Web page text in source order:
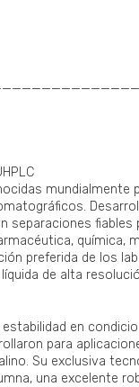
mundialmente
separaciones
química,
preferida de los
de alta
en
para
Su exclusiva
una excelente